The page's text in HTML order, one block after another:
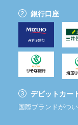
銀行口座
デビットカー
国際ブランドがつ